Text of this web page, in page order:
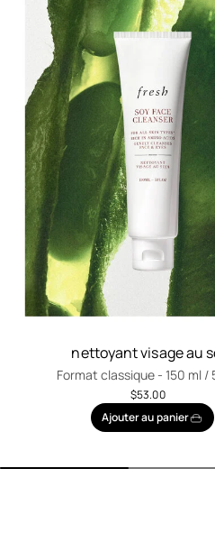
nettoyant visage au
Format classique -150 ml /
$53.00
Ajouter au panier